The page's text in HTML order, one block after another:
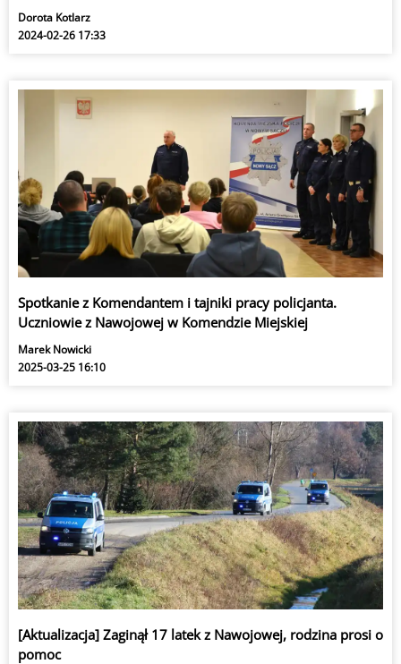
Dorota Kotlarz
2024-02-26 17:33
Spotkanie z Komendantem i tajniki pracy policjanta.
Uczniowie z Nawojowej w Komendzie Miejskiej
Marek Nowicki
2025-03-25 16:10
[Aktualizacja] Zaginął 17 latek z Nawojowej, rodzina prosi o
pomoc